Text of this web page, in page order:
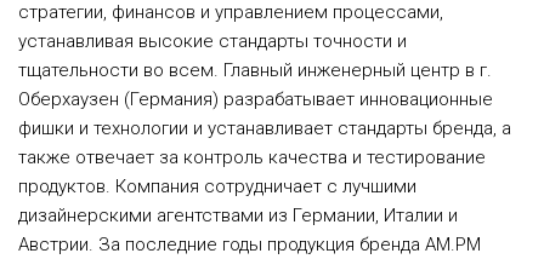
стратегии, финансов и управлением процессами,
устанавливая высокие стандарты точности и
тщательности во всем. Главный инженерный центр в г.
Оберхаузен (Германия) разрабатывает инновационные
фишки и технологии и устанавливает стандарты бренда, а
также отвечает за контроль качества и тестирование
продуктов. Компания сотрудничает с лучшими
дизайнерскими агентствами из Германии, Италии и
Австрии. За последние годы продукция бренда AM.PM